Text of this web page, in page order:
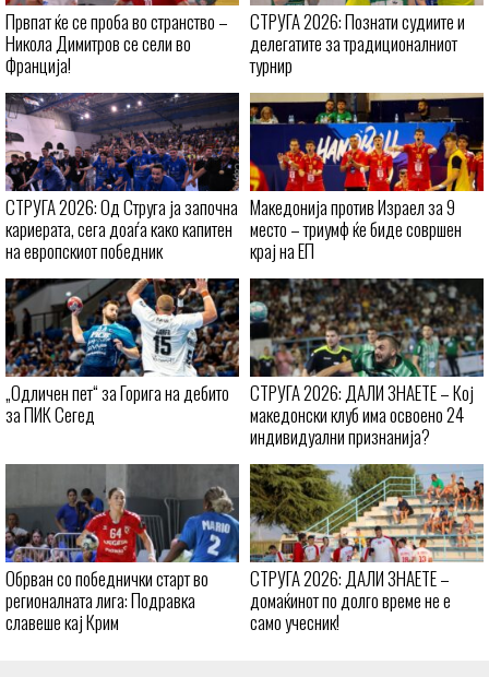
Првпат ќе се проба во странство –
Никола Димитров се сели во
Франција!
СТРУГА 2026: Познати судиите и
делегатите за традиционалниот
турнир
СТРУГА 2026: Од Струга ја започна
кариерата, сега доаѓа како капитен
на европскиот победник
Македонија против Израел за 9
место – триумф ќе биде совршен
крај на ЕП
„Одличен пет“ за Горига на дебито
за ПИК Сегед
СТРУГА 2026: ДАЛИ ЗНАЕТЕ – Кој
македонски клуб има освоено 24
индивидуални признанија?
Обрван со победнички старт во
регионалната лига: Подравка
славеше кај Крим
СТРУГА 2026: ДАЛИ ЗНАЕТЕ –
домаќинот по долго време не е
само учесник!